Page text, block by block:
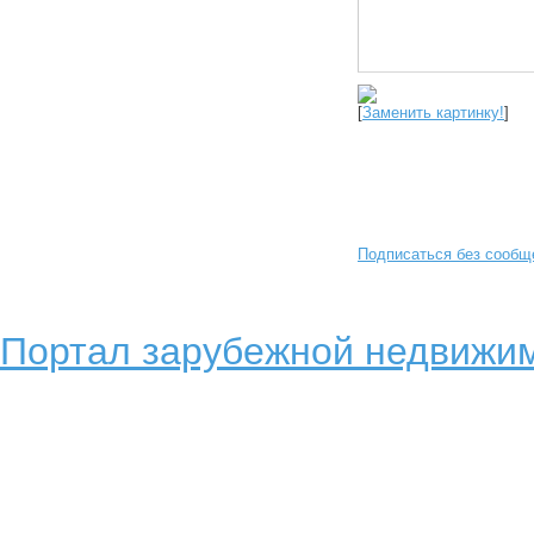
[Заменить картинку!]
Подписаться без
Портал зарубежной